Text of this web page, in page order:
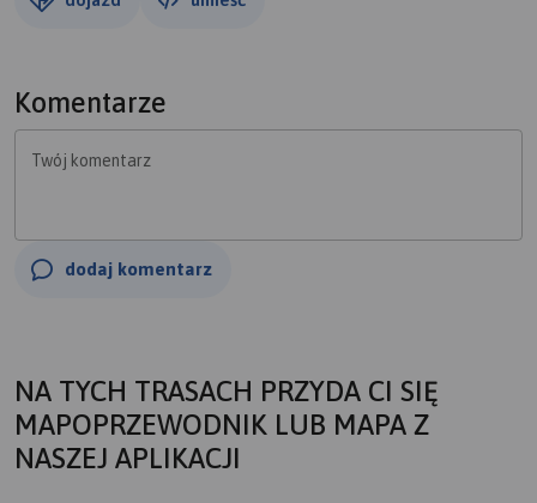
Komentarze
Twój komentarz
dodaj komentarz
NA TYCH TRASACH PRZYDA CI SIĘ
MAPOPRZEWODNIK LUB MAPA Z
NASZEJ APLIKACJI